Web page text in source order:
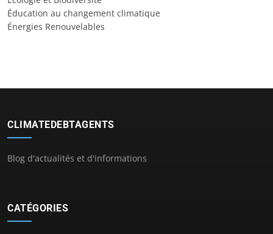
Éducation au changement climatique
Énergies Renouvelables
CLIMATEDEBTAGENTS
Blog d'actualités et d'informations
CATÉGORIES